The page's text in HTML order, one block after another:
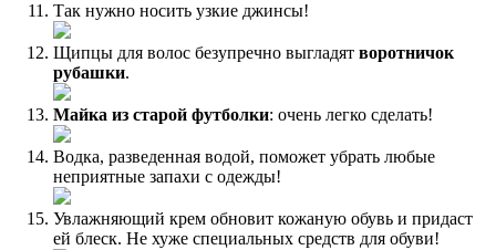
Так нужно носить узкие джинсы!
Щипцы для волос безупречно выгладят воротничок
рубашки.
Майка из старой футболки: очень легко сделать!
Водка, разведенная водой, поможет убрать любые
неприятные запахи с одежды!
Увлажняющий крем обновит кожаную обувь и придаст
ей блеск. Не хуже специальных средств для обуви!